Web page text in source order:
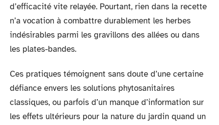
d’efficacité vite relayée. Pourtant, rien dans la recette
n’a vocation à combattre durablement les herbes
indésirables parmi les gravillons des allées ou dans
les plates-bandes.
Ces pratiques témoignent sans doute d’une certaine
défiance envers les solutions phytosanitaires
classiques, ou parfois d’un manque d’information sur
les effets ultérieurs pour la nature du jardin quand un